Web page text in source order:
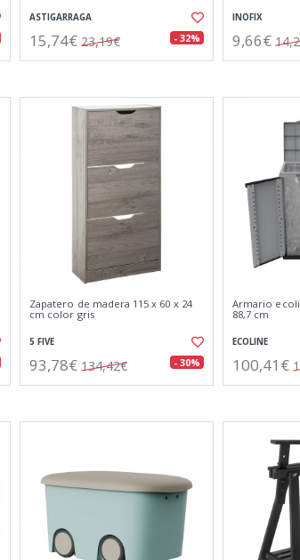
ASTIGARRAGA
15,74€ 23,19€ - 32%
INOFIX
9,66€
Zapatero de madera 115 x 60 x 24
cm color gris
5 FIVE
93,78€ 134,42€ - 30%
Armario
88,7 cm
ECOLINE
100,41€